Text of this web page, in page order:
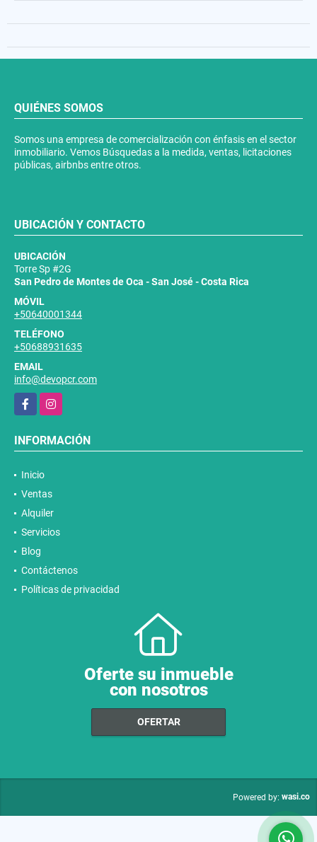
QUIÉNES SOMOS
Somos una empresa de comercialización con énfasis en el sector
inmobiliario. Vemos Búsquedas a la medida, ventas, licitaciones
públicas, airbnbs entre otros.
UBICACIÓN Y CONTACTO
UBICACIÓN
Torre Sp #2G
San Pedro de Montes de Oca - San José - Costa Rica
MÓVIL
+50640001344
TELÉFONO
+50688931635
EMAIL
info@devopcr.com
FacebookInstagram
INFORMACIÓN
Inicio
Ventas
Alquiler
Servicios
Blog
Contáctenos
Políticas de privacidad
Oferte su inmueble
con nosotros
OFERTAR
Powered by: wasi.co